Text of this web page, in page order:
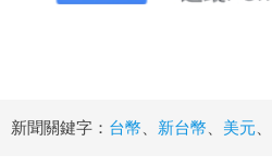
新聞關鍵字： 台幣 新台幣 美元